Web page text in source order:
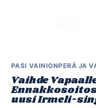
PASI VAINIONPERÄ JA
Vaihde
uusi Irmeli-